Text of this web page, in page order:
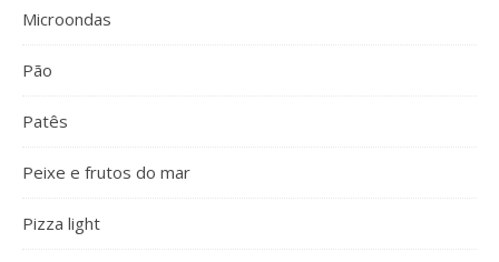
Microondas
Pão
Patês
Peixe e frutos do mar
Pizza light